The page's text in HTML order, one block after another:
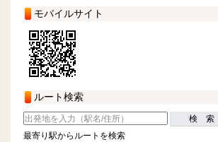
モバイルサイト
ルート検索
検 索
最寄り駅からルートを検索